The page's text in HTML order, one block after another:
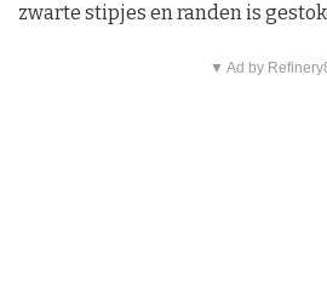
zwarte stipjes en randen is
▼ Ad by